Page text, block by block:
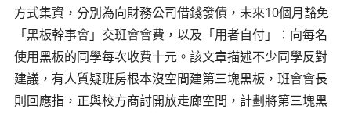
方式集資，分別為向財務公司借錢發債，未來10個月豁免
「黑板幹事會」交班會會費，以及「用者自付」：向每名
使用黑板的同學每次收費十元。該文章描述不少同學反對
建議，有人質疑班房根本沒空間建第三塊黑板，班會會長
則回應指，正與校方商討開放走廊空間，計劃將第三塊黑